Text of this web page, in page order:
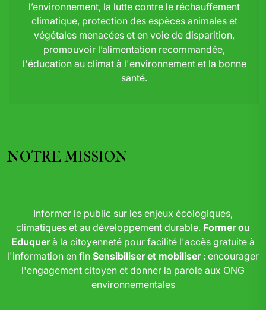
l’environnement, la lutte contre le réchauffement
climatique, protection des espèces animales et
végétales menacées et en voie de disparition,
promouvoir l’alimentation recommandée,
l'éducation au climat à l'environnement et la bonne
santé.
NOTRE MISSION
Informer le public sur les enjeux écologiques,
climatiques et au développement durable. Former ou
Eduquerà la citoyenneté pour facilité l'accès gratuite à
l'information en fin Sensibiliser et mobiliser: encourager
l'engagement citoyen et donner la parole aux ONG
environnementales